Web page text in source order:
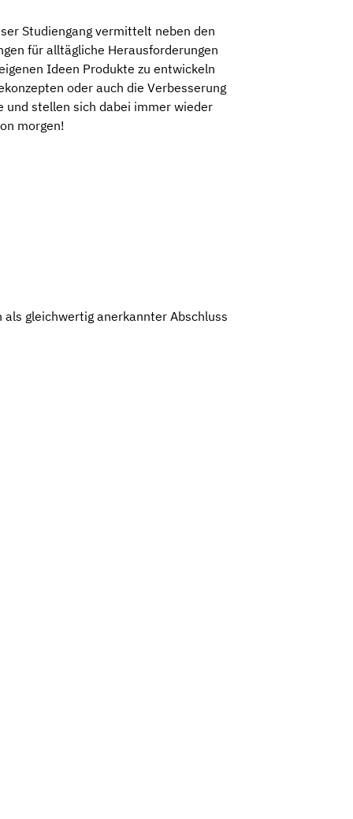
Studiengang vermittelt neben den
für alltägliche Herausforderungen
Ideen Produkte zu entwickeln
oder auch die Verbesserung
und stellen sich dabei immer wieder
morgen!
gleichwertig anerkannter Abschluss